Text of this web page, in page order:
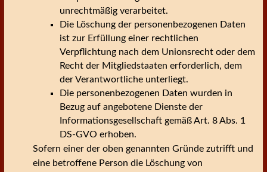
unrechtmäßig verarbeitet.
Die Löschung der personenbezogenen Daten
ist zur Erfüllung einer rechtlichen
Verpflichtung nach dem Unionsrecht oder dem
Recht der Mitgliedstaaten erforderlich, dem
der Verantwortliche unterliegt.
Die personenbezogenen Daten wurden in
Bezug auf angebotene Dienste der
Informationsgesellschaft gemäß Art. 8 Abs. 1
DS-GVO erhoben.
Sofern einer der oben genannten Gründe zutrifft und
eine betroffene Person die Löschung von